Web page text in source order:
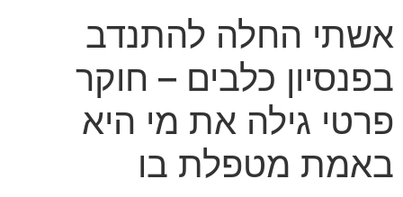
אשתי החלה להתנדב
בפנסיון כלבים – חוקר
פרטי גילה את מי היא
באמת מטפלת בו